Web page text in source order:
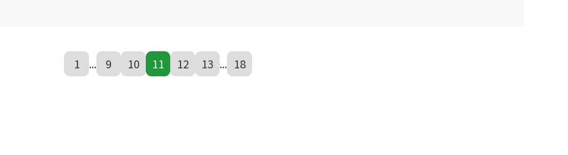
1 ... 9 10 11 12 13 ... 18